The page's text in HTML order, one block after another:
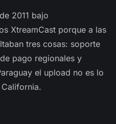
2011 bajo
XtreamCast porque a las
tres cosas: soporte
pago regionales y
el upload no es lo